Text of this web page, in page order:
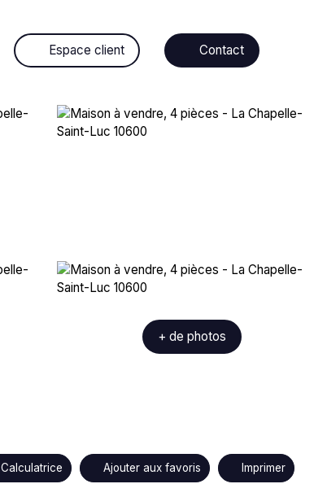
Espace client Contact
+ de photos
Calculatrice Ajouter aux favoris Imprimer